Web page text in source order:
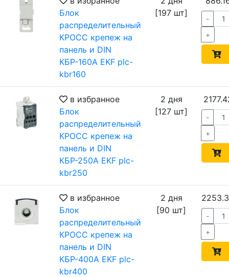
Блок
распределительный
КРОСС крепеж на
панель и DIN
КБР-160А EKF plc-
kbr160
[197 шт]
-
+
в избранное
Блок
распределительный
КРОСС крепеж на
панель и DIN
КБР-250А EKF plc-
kbr250
2 дня
[127 шт]
-
+
в избранное
Блок
распределительный
КРОСС крепеж на
панель и DIN
КБР-400А EKF plc-
kbr400
2 дня
[90 шт]
-
+